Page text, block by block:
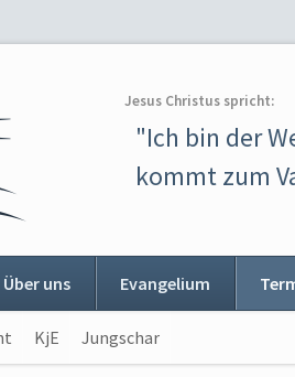
Jesus Christus spricht:
"Ich bin der
kommt zum
Über uns Evangelium
überspringen
KjE Jungschar